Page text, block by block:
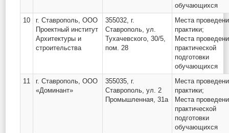
обучающихся
10
г. Ставрополь, ООО
Проектный институт
Архитектуры и
строительства
355032, г.
Ставрополь, ул.
Тухачевского, 30/5,
пом. 28
Места
практики;
Места
практической
подготовки
обучающихся
11
г. Ставрополь, ООО
«Доминант»
355035, г.
Ставрополь, ул. 2
Промышленная, 31а
Места
практики;
Места
практической
подготовки
обучающихся